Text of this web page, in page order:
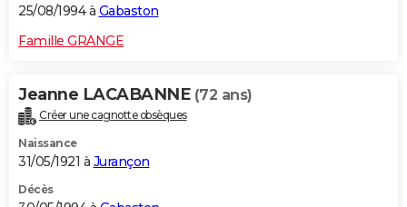
25/08/1994 à Gabaston
Famille GRANGE
Jeanne LACABANNE (72 ans)
Créer une cagnotte obsèques
Naissance
31/05/1921 à Jurançon
Décès